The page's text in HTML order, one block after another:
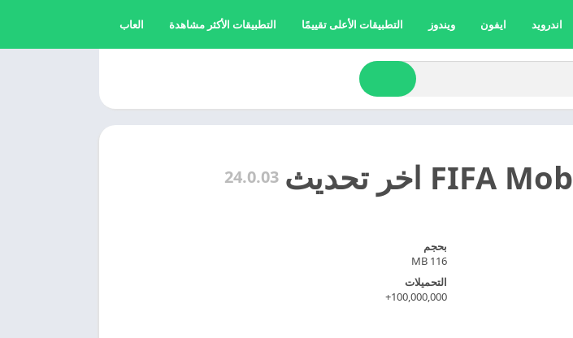
اندرويد ايفون ويندوز التطبيقات الأعلى تقييمًا التطبيقات الأكثر مشاهدة العاب
24.0.03
بحجم
116 MB
التحميلات
100,000,000+